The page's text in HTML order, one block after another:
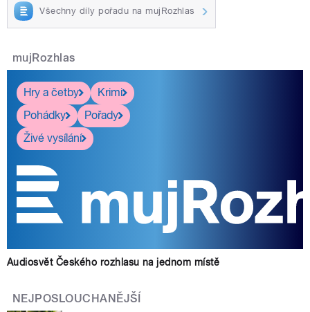
Všechny díly pořadu na mujRozhlas
mujRozhlas
Hry a četby
Krimi
Pohádky
Pořady
Živé vysílání
Audiosvět Českého rozhlasu na jednom místě
NEJPOSLOUCHANĚJŠÍ